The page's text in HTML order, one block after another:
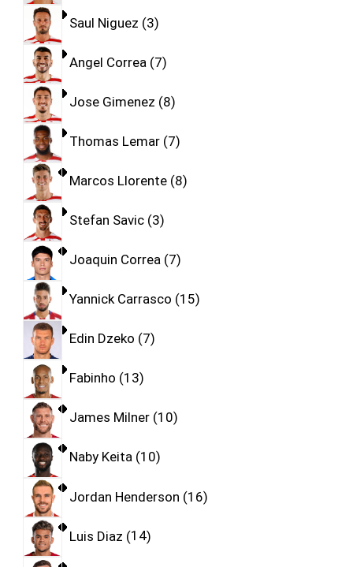
Saul Niguez 3
Angel Correa 7
Jose Gimenez 8
Thomas Lemar 7
Marcos Llorente 8
Stefan Savic 3
Joaquin Correa 7
Yannick Carrasco 15
Edin Dzeko 7
Fabinho 13
James Milner 10
Naby Keita 10
Jordan Henderson 16
Luis Diaz 14